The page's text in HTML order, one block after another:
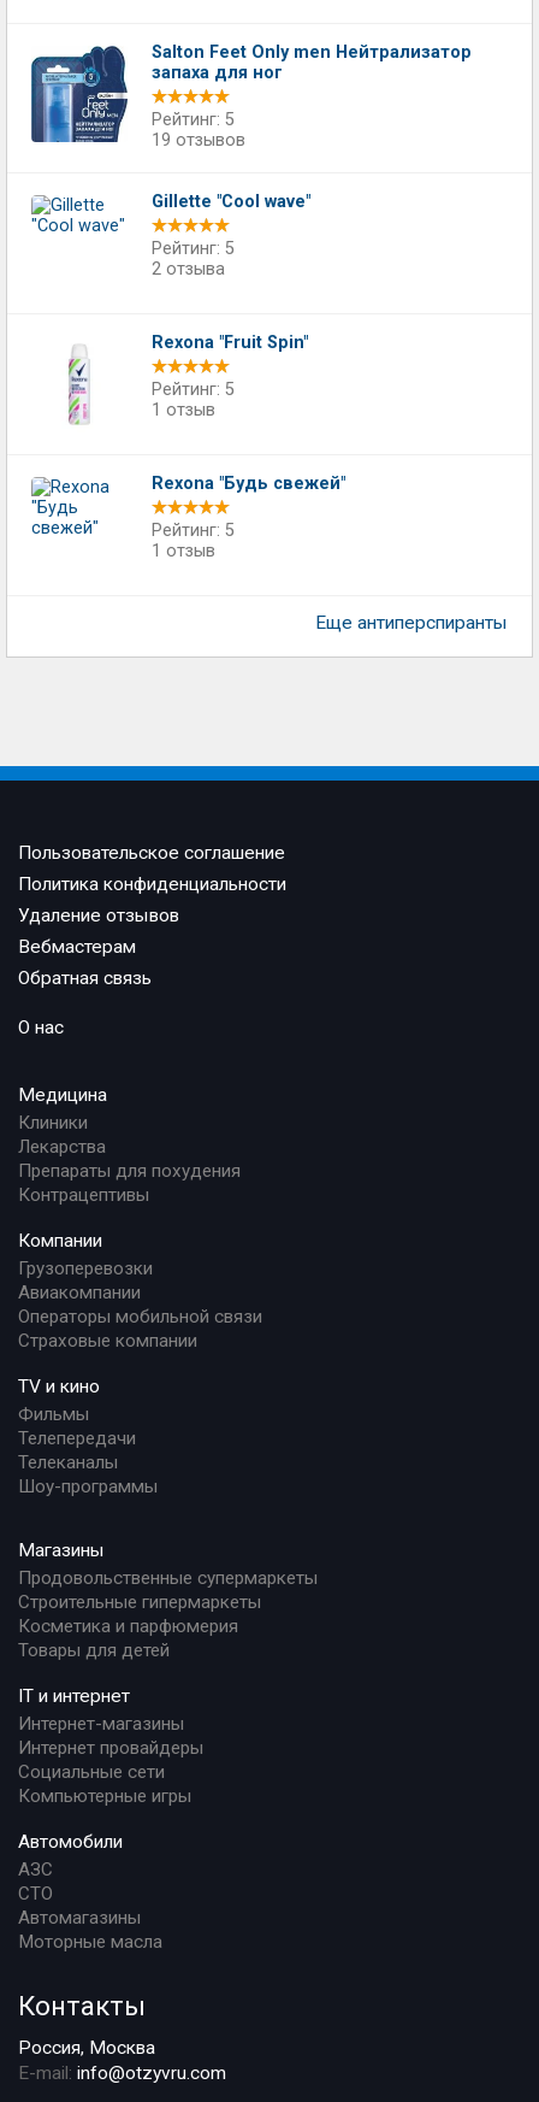
Salton Feet Only men Нейтрализатор
запаха для ног
Рейтинг: 5
19 отзывов
Gillette "Cool wave"
Рейтинг: 5
2 отзыва
Rexona "Fruit Spin"
Рейтинг: 5
1 отзыв
Rexona "Будь свежей"
Рейтинг: 5
1 отзыв
Еще антиперспиранты
Пользовательское соглашение
Политика конфиденциальности
Удаление отзывов
Вебмастерам
Обратная связь
О нас
Медицина
Клиники
Лекарства
Препараты для похудения
Контрацептивы
Компании
Грузоперевозки
Авиакомпании
Операторы мобильной связи
Страховые компании
TV и кино
Фильмы
Телепередачи
Телеканалы
Шоу-программы
Магазины
Продовольственные супермаркеты
Строительные гипермаркеты
Косметика и парфюмерия
Товары для детей
IT и интернет
Интернет-магазины
Интернет провайдеры
Социальные сети
Компьютерные игры
Автомобили
АЗС
СТО
Автомагазины
Моторные масла
Контакты
Россия, Москва
E-mail: info@otzyvru.com